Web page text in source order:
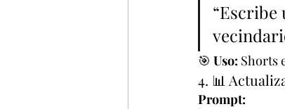
“Escribe
🎯 Uso: Shorts
4. 📊
Prompt: